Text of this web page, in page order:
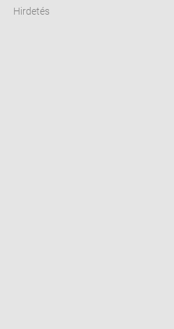
Hirdetés